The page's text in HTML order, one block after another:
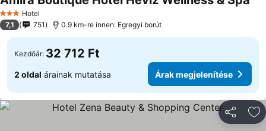
3 Kategória
Hotel
7,1 751 0.9 km-re innen: Egregyi borút
Kezdőár: 32 712 Ft
2 oldal árainak mutatása Árak megjelenítése